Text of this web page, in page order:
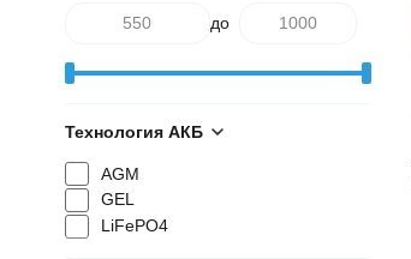
до
Технология АКБ
AGM
GEL
LiFePO4